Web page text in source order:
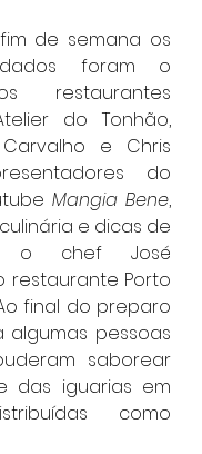
de semana os
foram o
restaurantes
do Tonhão,
e Chris
do
Mangia Bene,
e dicas de
o chef José
restaurante Porto
final do preparo
pessoas
saborear
das iguarias em
como